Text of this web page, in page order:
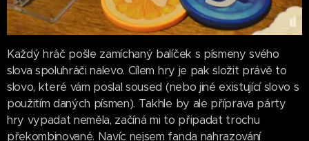
Každý hráč pošle zamíchaný balíček s písmeny svého
slova spoluhráči nalevo. Cílem hry je pak složit právě to
slovo, které vám poslal soused (nebo jiné existující slovo s
použitím daných písmen). Takhle by ale příprava párty
hry vypadat neměla, začíná mi to připadat trochu
překombinované. Navíc nejsem fanda nahrazování